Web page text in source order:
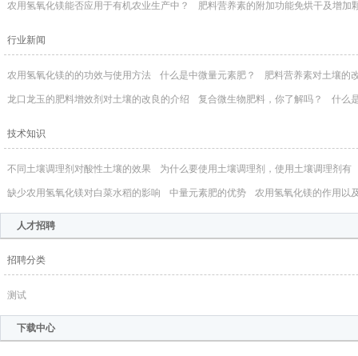
农用氢氧化镁能否应用于有机农业生产中？ 肥料营养素的附加功能免烘干及增加
行业新闻
农用氢氧化镁的的功效与使用方法 什么是中微量元素肥？ 肥料营养素对土壤的
龙口龙玉的肥料增效剂对土壤的改良的介绍 复合微生物肥料，你了解吗？ 什么
技术知识
不同土壤调理剂对酸性土壤的效果 为什么要使用土壤调理剂，使用土壤调理剂有
缺少农用氢氧化镁对白菜水稻的影响 中量元素肥的优势 农用氢氧化镁的作用以
人才招聘
招聘分类
测试
下载中心